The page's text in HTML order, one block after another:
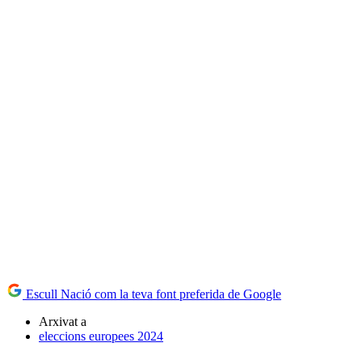
Escull Nació com la teva font preferida de Google
Arxivat a
eleccions europees 2024